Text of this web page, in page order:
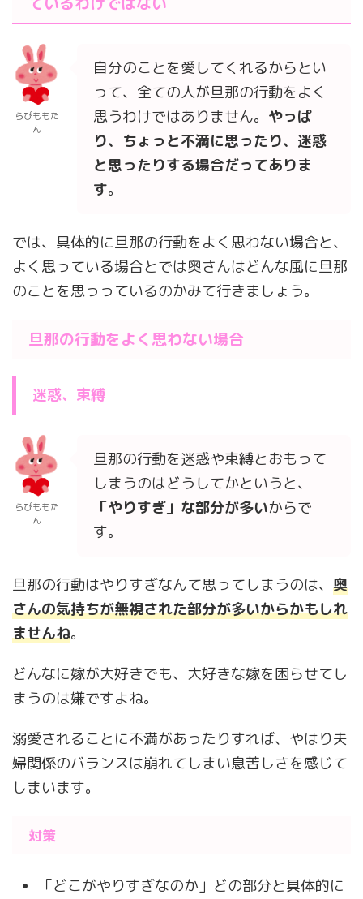
らぴももた
ん
自分のことを愛してくれるからとい
って、全ての人が旦那の行動をよく
思うわけではありません。 やっぱ
り、ちょっと不満に思ったり、迷惑
と思ったりする場合だってありま
す。
では、具体的に旦那の行動をよく思わない場合と、
よく思っている場合とでは奥さんはどんな風に旦那
のことを思っっているのかみて行きましょう。
旦那の行動をよく思わない場合
迷惑、束縛
らぴももた
ん
旦那の行動を迷惑や束縛とおもって
しまうのはどうしてかというと、
「やりすぎ」な部分が多いからで
す。
旦那の行動はやりすぎなんて思ってしまうのは、 奥
さんの気持ちが無視された部分が多いからかもしれ
ませんね。
どんなに嫁が大好きでも、大好きな嫁を困らせてし
まうのは嫌ですよね。
溺愛されることに不満があったりすれば、やはり夫
婦関係のバランスは崩れてしまい息苦しさを感じて
しまいます。
対策
「どこがやりすぎなのか」どの部分と具体的に